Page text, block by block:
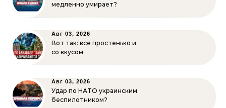
медленно умирает?
Авг 03, 2026
Вот так: всё простенько и
со вкусом
Авг 03, 2026
Удар по НАТО украинским
беспилотником?